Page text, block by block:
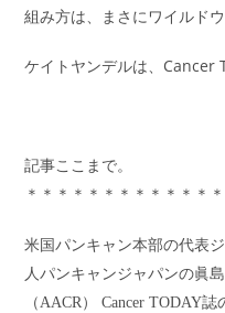
組み方は、まさにワイルド
ケイトヤンデルは、Cancer
記事ここまで。
＊＊＊＊＊＊＊＊＊＊＊＊
米国パンキャン本部の代表
人パンキャンジャパンの眞
（AACR） Cancer TODAY